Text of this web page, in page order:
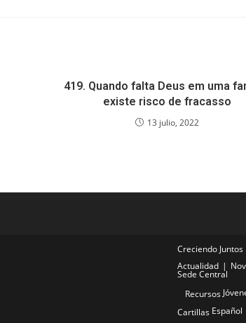
419. Quando falta Deus em uma
existe risco de fracasso
13 julio, 2022
Creciendo Juntos
Actualidad
Sede Central
Recursos
Cartillas Español